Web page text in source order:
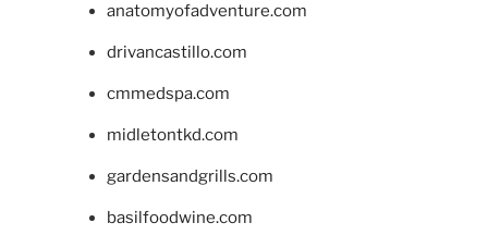
anatomyofadventure.com
drivancastillo.com
cmmedspa.com
midletontkd.com
gardensandgrills.com
basilfoodwine.com